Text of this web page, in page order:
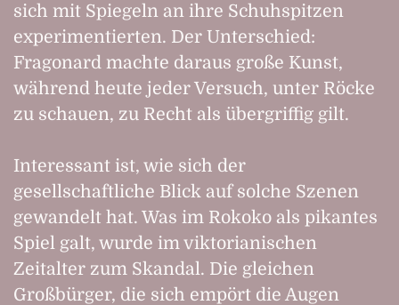
sich mit Spiegeln an ihre Schuhspitzen
experimentierten. Der Unterschied:
Fragonard machte daraus große Kunst,
während heute jeder Versuch, unter Röcke
zu schauen, zu Recht als übergriffig gilt.
Interessant ist, wie sich der
gesellschaftliche Blick auf solche Szenen
gewandelt hat. Was im Rokoko als pikantes
Spiel galt, wurde im viktorianischen
Zeitalter zum Skandal. Die gleichen
Großbürger, die sich empört die Augen